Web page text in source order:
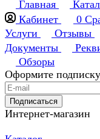
Главная
Кабинет
0
Услуги
Отзывы
Документы
Обзоры
Оформите
Подписаться
Интернет-магазин